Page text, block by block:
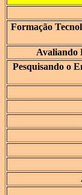
Formação
Avaliando
Pesquisando o